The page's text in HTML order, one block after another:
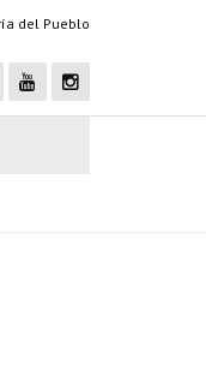
del Pueblo